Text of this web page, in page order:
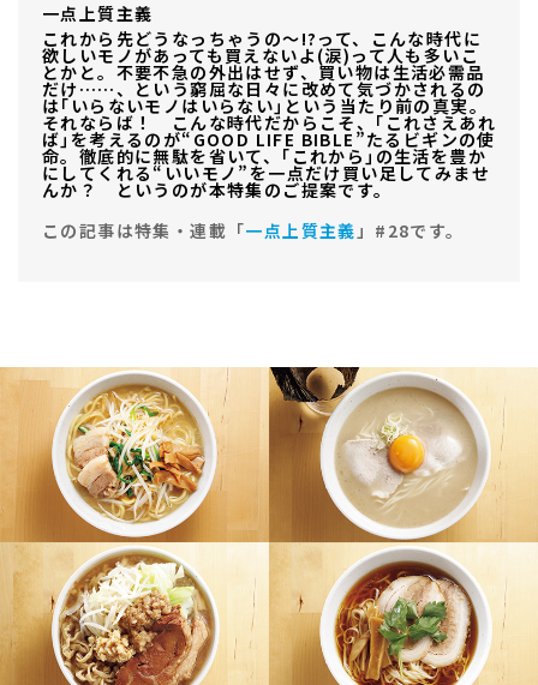
一点上質主義
これから先どうなっちゃうの〜!?って、こんな時代に
欲しいモノがあっても買えないよ(涙)って人も多いこ
とかと。不要不急の外出はせず、買い物は生活必需品
だけ……、という窮屈な日々に改めて気づかされるの
は｢いらないモノはいらない｣という当たり前の真実。
それならば！ こんな時代だからこそ、｢これさえあれ
ば｣を考えるのが“GOOD LIFE BIBLE”たるビギンの使
命。徹底的に無駄を省いて、｢これから｣の生活を豊か
にしてくれる“いいモノ”を一点だけ買い足してみませ
んか？ というのが本特集のご提案です。
この記事は特集・連載「一点上質主義」#28です。